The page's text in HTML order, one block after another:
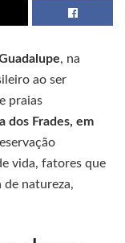
, na
ao ser
praias
dos Frades, em
vida, fatores que
natureza,